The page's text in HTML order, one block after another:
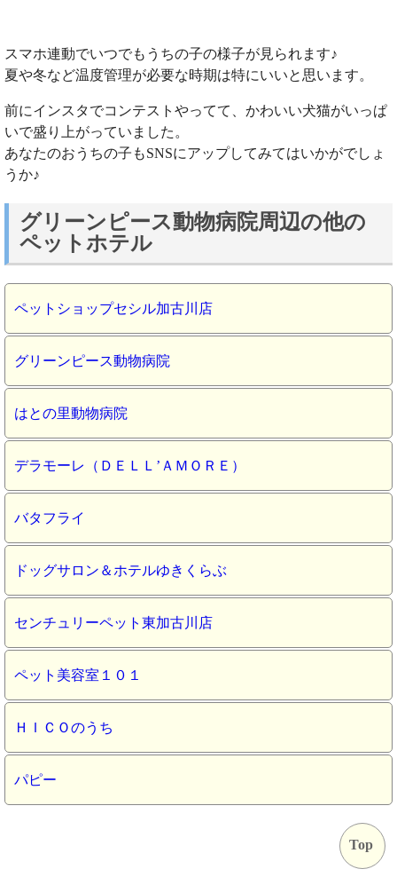
スマホ連動でいつでもうちの子の様子が見られます♪
夏や冬など温度管理が必要な時期は特にいいと思います。
前にインスタでコンテストやってて、かわいい犬猫がいっぱ
いで盛り上がっていました。
あなたのおうちの子もSNSにアップしてみてはいかがでしょ
うか♪
グリーンピース動物病院周辺の他の
ペットホテル
ペットショップセシル加古川店
グリーンピース動物病院
はとの里動物病院
デラモーレ（ＤＥＬＬ’ＡＭＯＲＥ）
バタフライ
ドッグサロン＆ホテルゆきくらぶ
センチュリーペット東加古川店
ペット美容室１０１
ＨＩＣＯのうち
パピー
Top